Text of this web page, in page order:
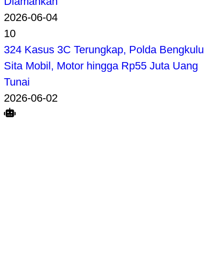
2026-06-04
10
324 Kasus 3C Terungkap, Polda Bengkulu
Sita Mobil, Motor hingga Rp55 Juta Uang
Tunai
2026-06-02